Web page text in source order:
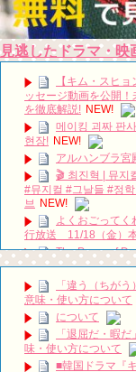
見逃したドラマ・映
【キム・スヒ
ッセージ動画を公開
を徹底解説! NEW!
메이킹 괴짜 판
현장! NEW!
アルハンブラ
🎬 최진혁 | 뮤지
#뮤지컬 #그날들 #정
브 NEW!
よくおごって
行放送 11/18（金）
The Poem of
[엔터라이브] 영
女優ソン・ソ
影に復帰へ NEW!
8月BSで放送予
ヒョンビン＆
ーランドへ NEW!
「違う（ちが
意味・使い方について
について
「退屈だ・暇
味・使い方について
■韓国ドラマ『